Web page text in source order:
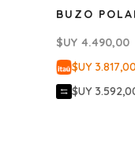
BUZO
$UY 4.490,00
$UY 3.817,00
$UY